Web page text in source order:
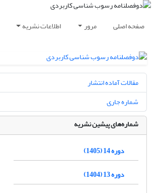
صفحه اصلی مرور اطلاعات نشریه
مقالات آماده انتشار
شماره جاری
شماره‌های پیشین نشریه
دوره 14 (1405)
دوره 13 (1404)